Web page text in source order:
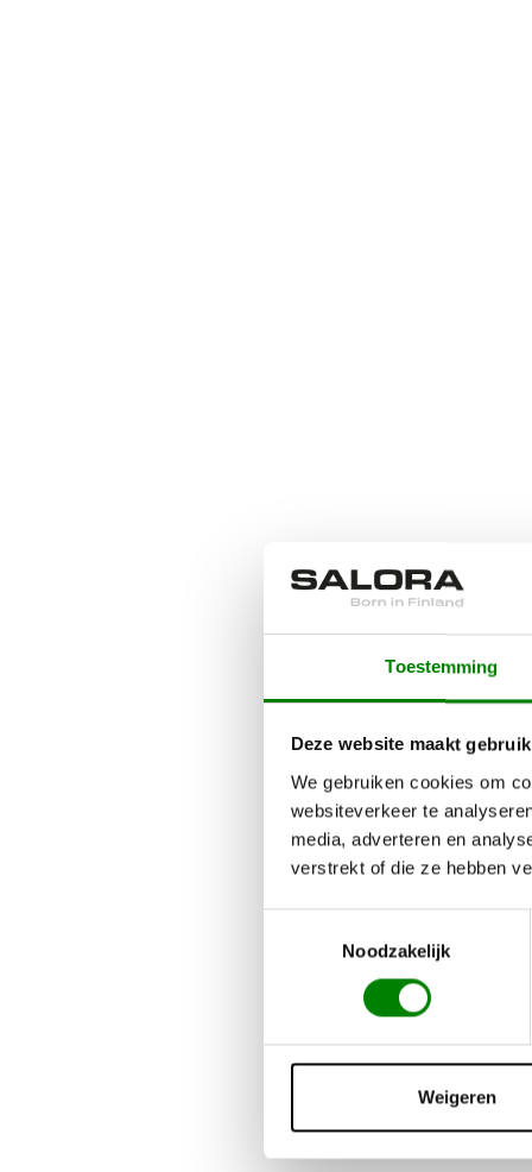
Toestemming
Deze website maakt
We gebruiken cookies om
websiteverkeer te
media, adverteren en
verstrekt of die ze hebben
Noodzakelijk
Weigeren